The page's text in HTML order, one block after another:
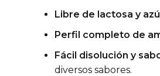
Libre de lactosa y
Perfil completo de
Fácil disolución y
diversos sabores.